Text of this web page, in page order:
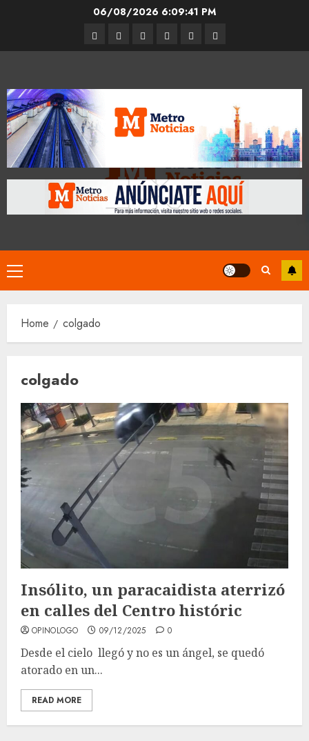
06/08/2026 6:09:42 PM
Entrevistas
Espectáculos
Movilidad
Metro
CDMX
CulturaOpinión
Primary
Menu
Home colgado
colgado
Insólito, un paracaidista aterrizó
en calles del Centro históric
OPINOLOGO 09/12/2025 0
Desde el cielo llegó y no es un ángel, se quedó
atorado en un...
READ MORE